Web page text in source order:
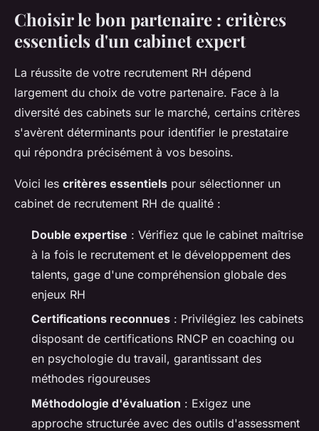
Choisir le bon partenaire : critères
essentiels d'un cabinet expert
La réussite de votre recrutement RH dépend
largement du choix de votre partenaire. Face à la
diversité des cabinets sur le marché, certains critères
s'avèrent déterminants pour identifier le prestataire
qui répondra précisément à vos besoins.
Voici les critères essentiels pour sélectionner un
cabinet de recrutement RH de qualité :
Double expertise : Vérifiez que le cabinet maîtrise
à la fois le recrutement et le développement des
talents, gage d'une compréhension globale des
enjeux RH
Certifications reconnues : Privilégiez les cabinets
disposant de certifications RNCP en coaching ou
en psychologie du travail, garantissant des
méthodes rigoureuses
Méthodologie d'évaluation : Exigez une
approche structurée avec des outils d'assessment